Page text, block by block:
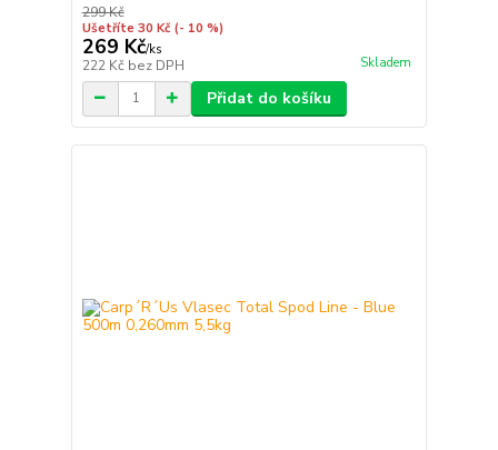
299 Kč
Ušetříte 30 Kč (- 10 %)
269 Kč/ks
222 Kč bez DPH Skladem
Přidat do košíku